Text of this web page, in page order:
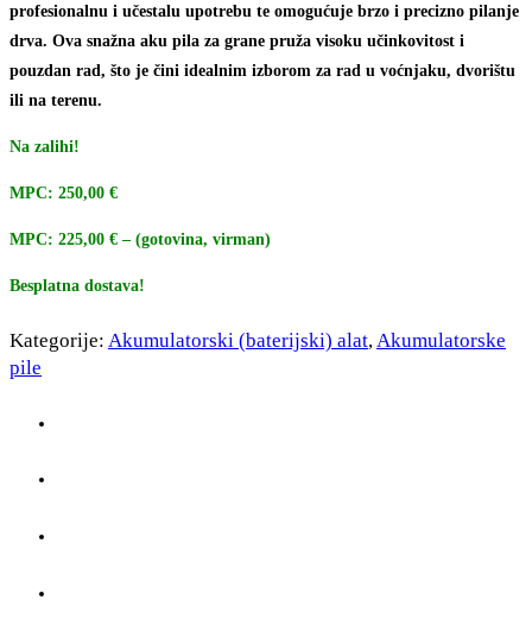
profesionalnu i učestalu upotrebu te omogućuje brzo i precizno pilanje
drva. Ova snažna aku pila za grane pruža visoku učinkovitost i
pouzdan rad, što je čini idealnim izborom za rad u voćnjaku, dvorištu
ili na terenu.
Na zalihi!
MPC: 250,00 €
MPC: 225,00 € – (gotovina, virman)
Besplatna dostava!
Kategorije: Akumulatorski (baterijski) alat,Akumulatorske
pile